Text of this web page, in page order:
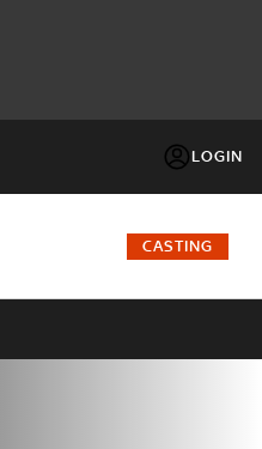
LOGIN
FACTOR
CASTING